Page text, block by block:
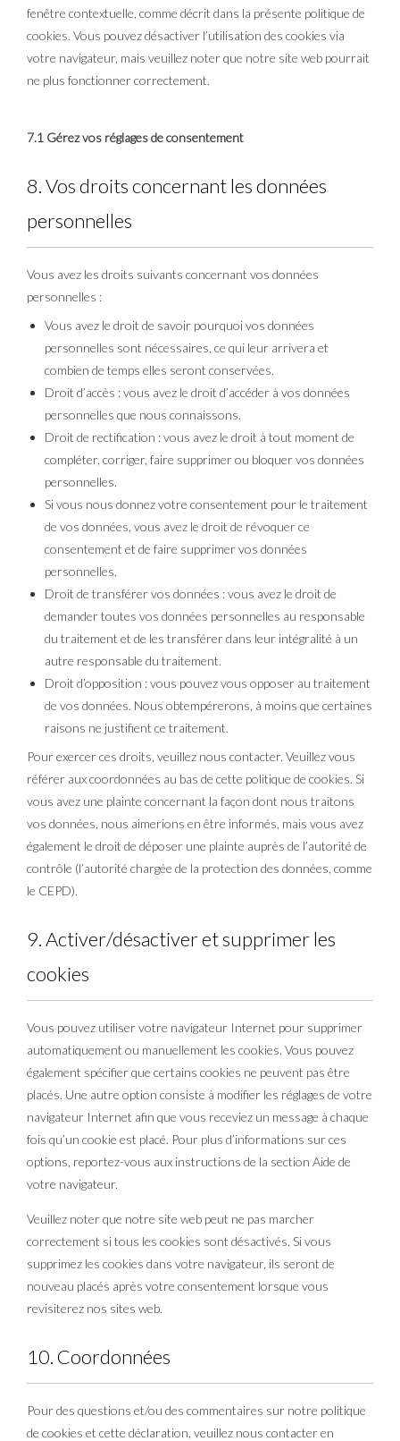
fenêtre contextuelle, comme décrit dans la présente politique de
cookies. Vous pouvez désactiver l’utilisation des cookies via
votre navigateur, mais veuillez noter que notre site web pourrait
ne plus fonctionner correctement.
7.1 Gérez vos réglages de consentement
8. Vos droits concernant les données
personnelles
Vous avez les droits suivants concernant vos données
personnelles :
Vous avez le droit de savoir pourquoi vos données
personnelles sont nécessaires, ce qui leur arrivera et
combien de temps elles seront conservées.
Droit d’accès : vous avez le droit d’accéder à vos données
personnelles que nous connaissons.
Droit de rectification : vous avez le droit à tout moment de
compléter, corriger, faire supprimer ou bloquer vos données
personnelles.
Si vous nous donnez votre consentement pour le traitement
de vos données, vous avez le droit de révoquer ce
consentement et de faire supprimer vos données
personnelles.
Droit de transférer vos données : vous avez le droit de
demander toutes vos données personnelles au responsable
du traitement et de les transférer dans leur intégralité à un
autre responsable du traitement.
Droit d’opposition : vous pouvez vous opposer au traitement
de vos données. Nous obtempérerons, à moins que certaines
raisons ne justifient ce traitement.
Pour exercer ces droits, veuillez nous contacter. Veuillez vous
référer aux coordonnées au bas de cette politique de cookies. Si
vous avez une plainte concernant la façon dont nous traitons
vos données, nous aimerions en être informés, mais vous avez
également le droit de déposer une plainte auprès de l’autorité de
contrôle (l’autorité chargée de la protection des données, comme
le CEPD).
9. Activer/désactiver et supprimer les
cookies
Vous pouvez utiliser votre navigateur Internet pour supprimer
automatiquement ou manuellement les cookies. Vous pouvez
également spécifier que certains cookies ne peuvent pas être
placés. Une autre option consiste à modifier les réglages de votre
navigateur Internet afin que vous receviez un message à chaque
fois qu’un cookie est placé. Pour plus d’informations sur ces
options, reportez-vous aux instructions de la section Aide de
votre navigateur.
Veuillez noter que notre site web peut ne pas marcher
correctement si tous les cookies sont désactivés. Si vous
supprimez les cookies dans votre navigateur, ils seront de
nouveau placés après votre consentement lorsque vous
revisiterez nos sites web.
10. Coordonnées
Pour des questions et/ou des commentaires sur notre politique
de cookies et cette déclaration, veuillez nous contacter en